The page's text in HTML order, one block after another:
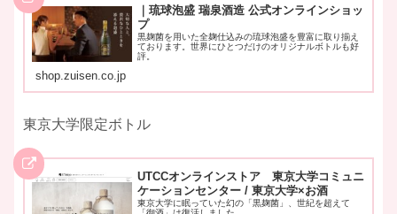
｜琉球泡盛 瑞泉酒造 公式オンラインショッ
プ
黒麹菌を用いた全麹仕込みの琉球泡盛を豊富に取り揃え
ております。世界にひとつだけのオリジナルボトルも好
評。
shop.zuisen.co.jp
東京大学限定ボトル
UTCCオンラインストア 東京大学コミュニ
ケーションセンター / 東京大学×お酒
東京大学に眠っていた幻の「黒麹菌」、世紀を超えて